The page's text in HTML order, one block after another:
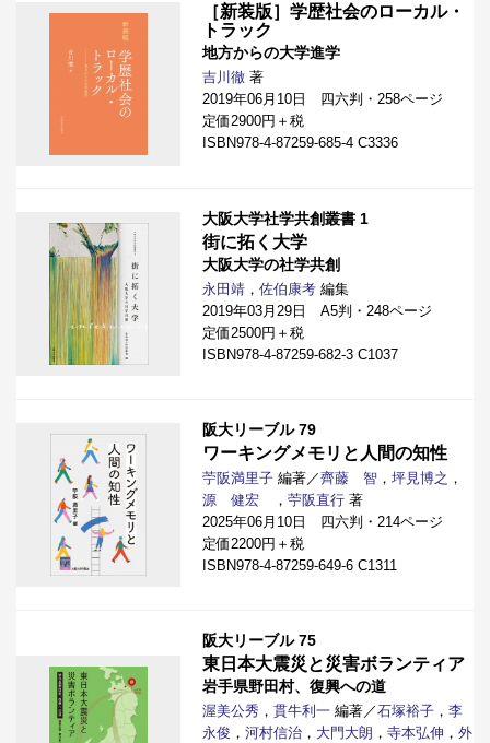
［新装版］学歴社会のローカル・
トラック
地方からの大学進学
吉川徹 著
2019年06月10日 四六判・258ページ
定価2900円＋税
ISBN978-4-87259-685-4 C3336
大阪大学社学共創叢書 1
街に拓く大学
大阪大学の社学共創
永田靖 ， 佐伯康考 編集
2019年03月29日 A5判・248ページ
定価2500円＋税
ISBN978-4-87259-682-3 C1037
阪大リーブル 79
ワーキングメモリと人間の知性
苧阪満里子 編著／齊藤 智 ， 坪見博之 ，
源 健宏
， 苧阪直行 著
2025年06月10日 四六判・214ページ
定価2200円＋税
ISBN978-4-87259-649-6 C1311
阪大リーブル 75
東日本大震災と災害ボランティア
岩手県野田村、復興への道
渥美公秀 ， 貫牛利一 編著／石塚裕子 ， 李
永俊 ， 河村信治 ， 大門大朗 ， 寺本弘伸 ， 外